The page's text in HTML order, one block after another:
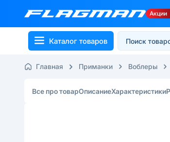
Акции
Каталог товаров
Главная Приманки Воблеры
Все про товарОписаниеХарактеристики